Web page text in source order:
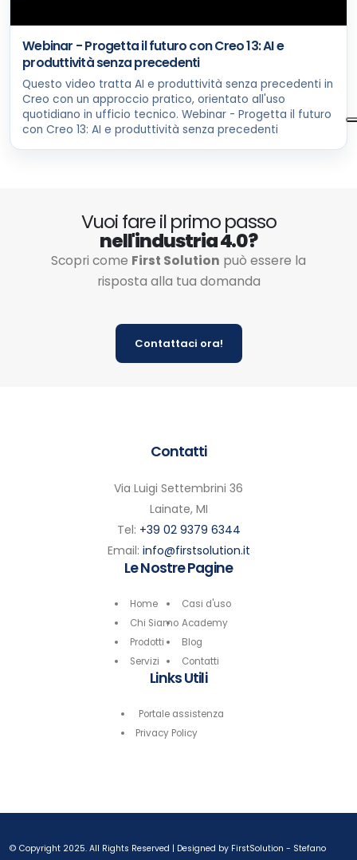
Webinar - Progetta il futuro con Creo 13: AI e
produttività senza precedenti
Questo video tratta AI e produttività senza precedenti in
Creo con un approccio pratico, orientato all'uso
quotidiano in ufficio tecnico. Webinar - Progetta il futuro
con Creo 13: AI e produttività senza precedenti
Vuoi fare il primo passo
nell'industria 4.0?
Scopri come First Solution può essere la
risposta alla tua domanda
Contattaci ora!
Contatti
Via Luigi Settembrini 36
Lainate, MI
Tel: +39 02 9379 6344
Email: info@firstsolution.it
Le Nostre Pagine
Home
Chi Siamo
Prodotti
Servizi
Casi d'uso
Academy
Blog
Contatti
Links Utili
Portale assistenza
Privacy Policy
© Copyright 2025. All Rights Reserved | Designed by FirstSolution - Stefano